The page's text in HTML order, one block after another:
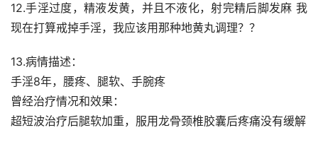
12.手淫过度，精液发黄，并且不液化，射完精后脚发麻 我
现在打算戒掉手淫，我应该用那种地黄丸调理？？
13.病情描述：
手淫8年，腰疼、腿软、手腕疼
曾经治疗情况和效果：
超短波治疗后腿软加重，服用龙骨颈椎胶囊后疼痛没有缓解